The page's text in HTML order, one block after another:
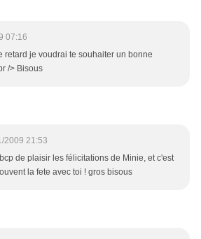
07:16
retard je voudrai te souhaiter un bonne
/> Bisous
2009 21:53
de plaisir les félicitations de Minie, et c'est
la fete avec toi ! gros bisous